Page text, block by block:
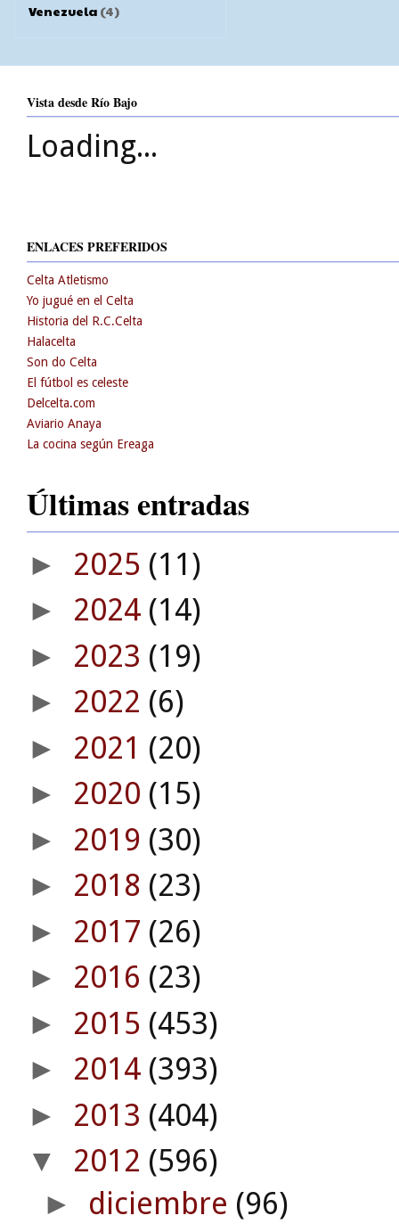
Venezuela (4)
Vista desde Río Bajo
Loading...
ENLACES PREFERIDOS
Celta Atletismo
Yo jugué en el Celta
Historia del R.C.Celta
Halacelta
Son do Celta
El fútbol es celeste
Delcelta.com
Aviario Anaya
La cocina según Ereaga
Últimas entradas
► 2025 (11)
► 2024 (14)
► 2023 (19)
► 2022 (6)
► 2021 (20)
► 2020 (15)
► 2019 (30)
► 2018 (23)
► 2017 (26)
► 2016 (23)
► 2015 (453)
► 2014 (393)
► 2013 (404)
▼ 2012 (596)
► diciembre (96)